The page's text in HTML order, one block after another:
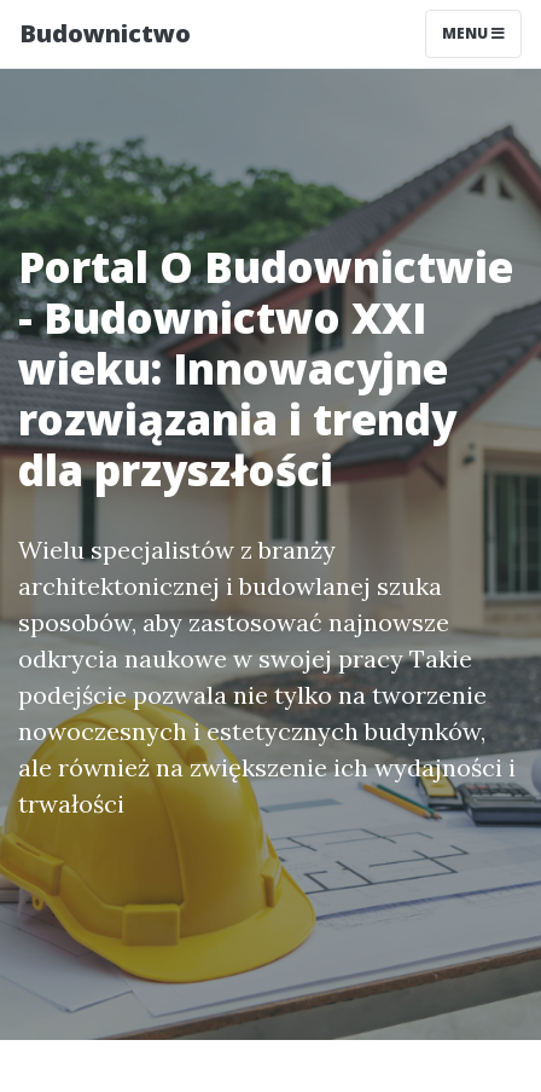
Budownictwo MENU
Portal O Budownictwie
- Budownictwo XXI
wieku: Innowacyjne
rozwiązania i trendy
dla przyszłości
Wielu specjalistów z branży
architektonicznej i budowlanej szuka
sposobów, aby zastosować najnowsze
odkrycia naukowe w swojej pracy Takie
podejście pozwala nie tylko na tworzenie
nowoczesnych i estetycznych budynków,
ale również na zwiększenie ich wydajności i
trwałości